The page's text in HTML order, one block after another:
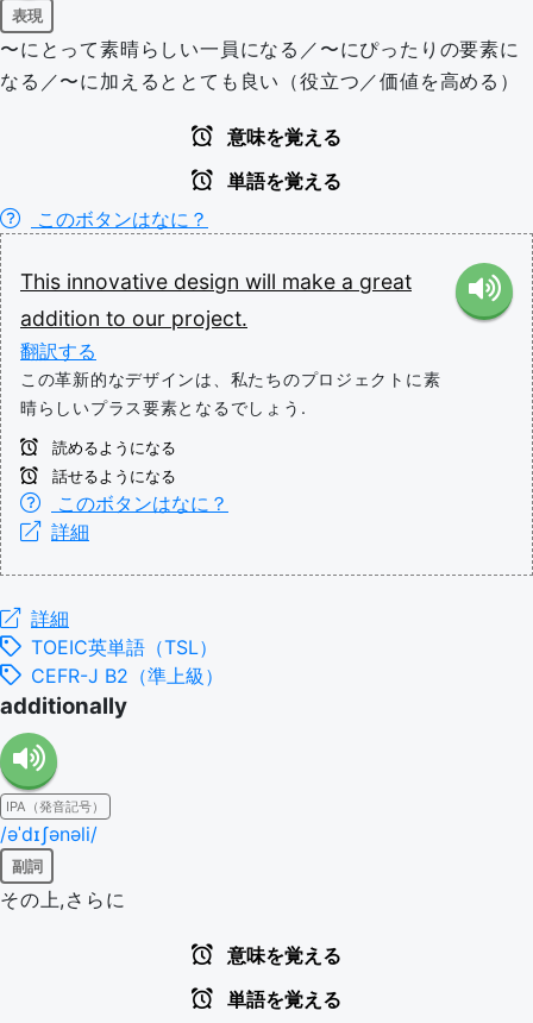
表現
〜にとって素晴らしい一員になる／〜にぴったりの要素に
なる／〜に加えるととても良い（役立つ／価値を高める）
意味を覚える
単語を覚える
このボタンはなに？
This innovative design will make a great
addition to our project.
翻訳する
この革新的なデザインは、私たちのプロジェクトに素
晴らしいプラス要素となるでしょう.
読めるようになる
話せるようになる
このボタンはなに？
詳細
詳細
TOEIC英単語（TSL）
CEFR-J B2（準上級）
additionally
IPA（発音記号）
/əˈdɪʃənəli/
副詞
その上,さらに
意味を覚える
単語を覚える